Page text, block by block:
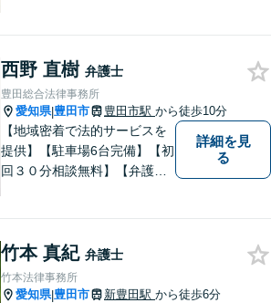
西野 直樹 弁護士
豊田総合法律事務所
愛知県|豊田市 豊田市駅 から徒歩10分
【地域密着で法的サービスを
提供】【駐車場6台完備】【初
回３０分相談無料】【弁護士3
のお困りごとを迅速に解決い
たします。
詳細を見
る
竹本 真紀 弁護士
竹本法律事務所
愛知県|豊田市 新豊田駅 から徒歩6分